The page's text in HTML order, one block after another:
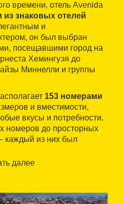
времени, отель Avenida
из знаковых отелей
и
он был выбран
посещавшими город на
Хемингуэя до
Миннелли и группы
153 номерами
и вместимости,
вкусы и потребности.
номеров до просторных
каждый из них был
пребывание.
и компаниям свои
далее